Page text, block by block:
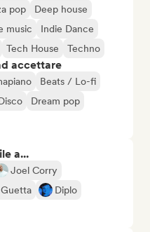
pop
Deep house
music
Indie Dance
Tech House Techno
accettare
Beats / Lo-fi
Dream pop
a...
Joel Corry
Diplo